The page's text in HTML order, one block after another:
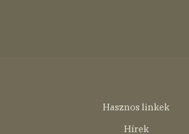
Hasznos linkek
Hírek